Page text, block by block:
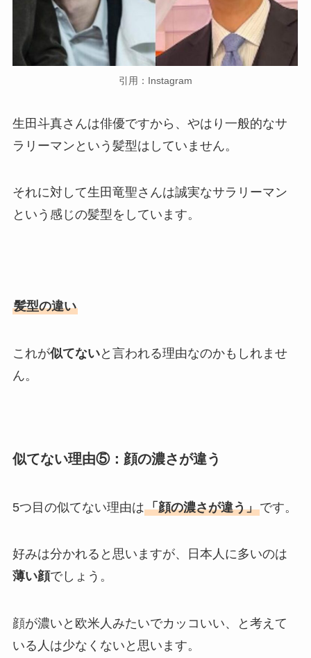
引用：Instagram
生田斗真さんは俳優ですから、やはり一般的なサ
ラリーマンという髪型はしていません。
それに対して生田竜聖さんは誠実なサラリーマン
という感じの髪型をしています。
髪型の違い
これが似てないと言われる理由なのかもしれませ
ん。
似てない理由⑤：顔の濃さが違う
5つ目の似てない理由は「顔の濃さが違う」です。
好みは分かれると思いますが、日本人に多いのは
薄い顔でしょう。
顔が濃いと欧米人みたいでカッコいい、と考えて
いる人は少なくないと思います。